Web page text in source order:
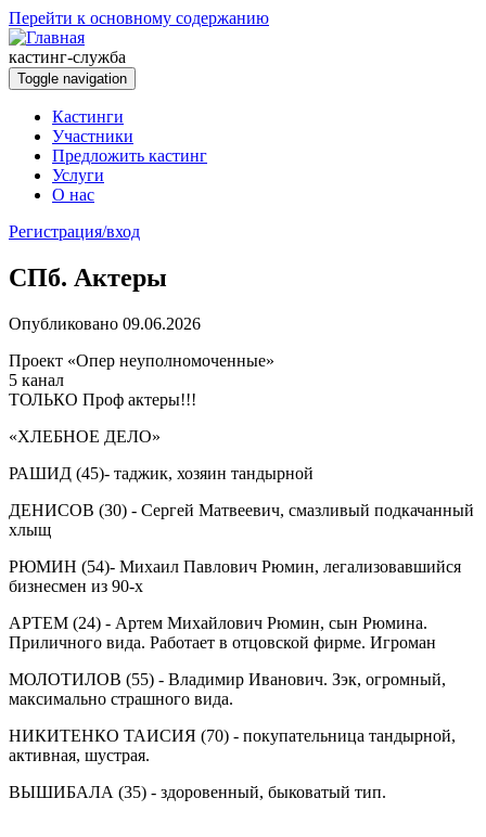
Перейти к основному содержанию
кастинг-служба
Toggle navigation
Кастинги
Участники
Предложить кастинг
Услуги
О нас
Регистрация/вход
СПб. Актеры
Опубликовано 09.06.2026
Проект «Опер неуполномоченные»
5 канал
ТОЛЬКО Проф актеры!!!
«ХЛЕБНОЕ ДЕЛО»
РАШИД (45)- таджик, хозяин тандырной
ДЕНИСОВ (30) - Сергей Матвеевич, смазливый подкачанный
хлыщ
РЮМИН (54)- Михаил Павлович Рюмин, легализовавшийся
бизнесмен из 90-х
АРТЕМ (24) - Артем Михайлович Рюмин, сын Рюмина.
Приличного вида. Работает в отцовской фирме. Игроман
МОЛОТИЛОВ (55) - Владимир Иванович. Зэк, огромный,
максимально страшного вида.
НИКИТЕНКО ТАИСИЯ (70) - покупательница тандырной,
активная, шустрая.
ВЫШИБАЛА (35) - здоровенный, быковатый тип.